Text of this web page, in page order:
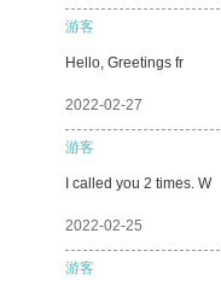
游客
Hello, Greetings fr
2022-02-27
游客
I called you 2 times. W
2022-02-25
游客